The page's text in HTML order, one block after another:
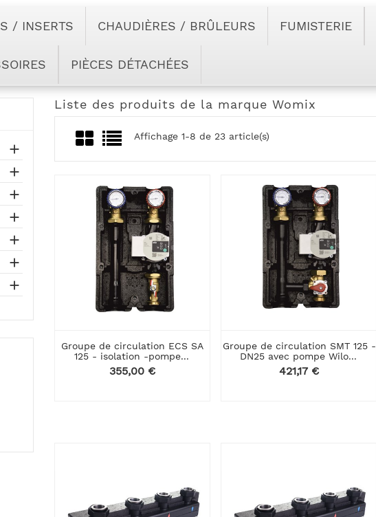
/ INSERTS CHAUDIÈRES / BRÛLEURS FUMISTERIE
PIÈCES DÉTACHÉES







Liste des produits de la marque Womix
Affichage 1-8 de 23 article(s)
Groupe de circulation ECS SA
125 - isolation -pompe...
Prix
355,00 €
Groupe de circulation SMT 125 -
DN25 avec pompe Wilo...
Prix
421,17 €